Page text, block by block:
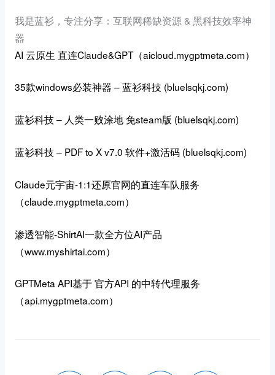
我是蓝衫，专注分享：互联网稀缺资源 & 黑科技效率神
器
AI 云原生 直连Claude&GPT（aicloud.mygptmeta.com）
35款windows必装神器 – 蓝衫科技 (bluelsqkj.com)
蓝衫科技 – 人类一败涂地 免steam版 (bluelsqkj.com)
蓝衫科技 – PDF to X v7.0 软件+激活码 (bluelsqkj.com)
Claude元宇宙-1:1还原官网的直连车队服务
（claude.mygptmeta.com）
渗透智能-ShirtAI一款全方位AI产品
（www.myshirtai.com）
GPTMeta API基于 官方API 的中转代理服务
（api.mygptmeta.com）